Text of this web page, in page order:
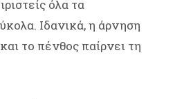
όλα τα
Ιδανικά, η άρνηση
το πένθος παίρνει τη